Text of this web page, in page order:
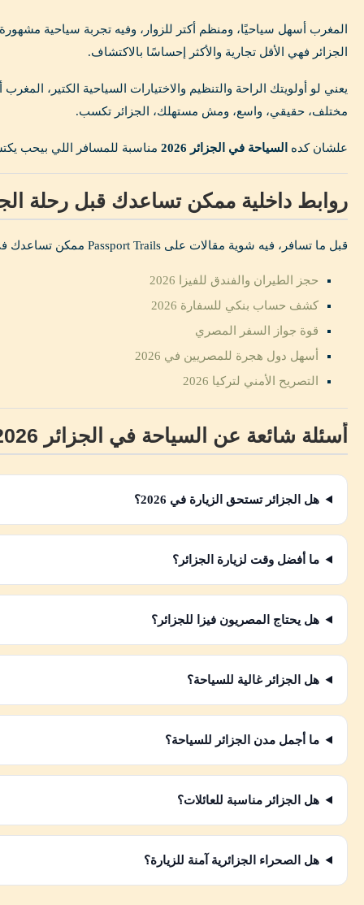
المغرب أسهل سياحيًا، ومنظم أكتر للزوار، وفيه تجربة سياحية
الجزائر فهي الأقل تجارية والأكثر إحساسًا بالاكتشاف.
يعني لو أولويتك الراحة والتنظيم والاختيارات السياحية الكتير،
مختلف، حقيقي، واسع، ومش مستهلك، الجزائر تكسب.
علشان كده السياحة في الجزائر 2026 مناسبة للمسافر اللي بيحب
روابط داخلية ممكن تساعدك قبل رحلة
قبل ما تسافر، فيه شوية مقالات على Passport Trails ممكن تساعدك في التخطيط:
حجز الطيران والفندق للفيزا 2026
كشف حساب بنكي للسفارة 2026
قوة جواز السفر المصري
أسهل دول هجرة للمصريين في 2026
التصريح الأمني لتركيا 2026
أسئلة شائعة عن السياحة في الجزائر 2026
هل الجزائر تستحق الزيارة في 2026؟
ما أفضل وقت لزيارة الجزائر؟
هل يحتاج المصريون فيزا للجزائر؟
هل الجزائر غالية للسياحة؟
ما أجمل مدن الجزائر للسياحة؟
هل الجزائر مناسبة للعائلات؟
هل الصحراء الجزائرية آمنة للزيارة؟